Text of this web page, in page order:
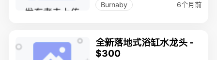
Burnaby 6个月前
全新落地式浴缸水龙头 -
$300